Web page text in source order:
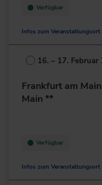
Verfügbar
Infos zum Veranstaltungsort
Deutschland
+49 211/6214-201
16. – 17. Februar
Frankfurt am
Main **
Verfügbar
Infos zum Veranstaltungsort
Lurgiallee 2